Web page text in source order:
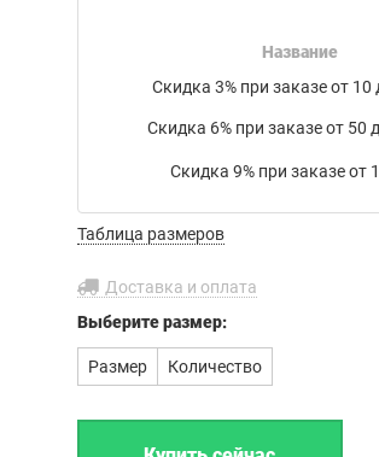
Название
Скидка 3% при заказе от 10
Скидка 6% при заказе от 50
Скидка 9% при заказе от
Таблица размеров
Доставка и оплата
Выберитеразмер:
Размер Количество
работаем с транспортными компаниями:
Энергия,Транс-Вектор,СДЭК ,DPD, а
или по вашему усмотрению.
доставка до филиала
компании в г. Иваново.